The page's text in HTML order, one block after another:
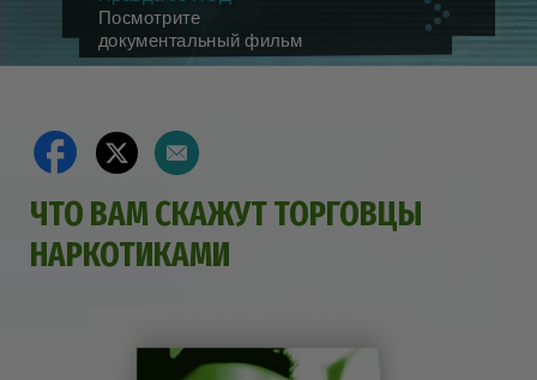
Посмотрите
документальный фильм
ЧТО ВАМ СКАЖУТ ТОРГОВЦЫ
НАРКОТИКАМИ